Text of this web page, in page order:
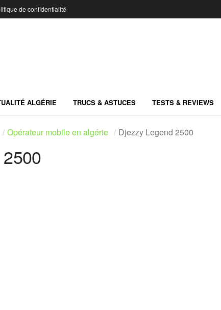
de confidentialité
ALGÉRIE TRUCS & ASTUCES TESTS & REVIEWS
Opérateur mobile en algérie Djezzy Legend 2500